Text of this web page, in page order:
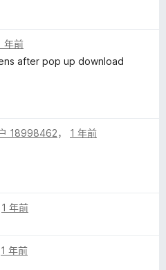
年前
after pop up download
18998462， 1 年前
1 年前
1 年前